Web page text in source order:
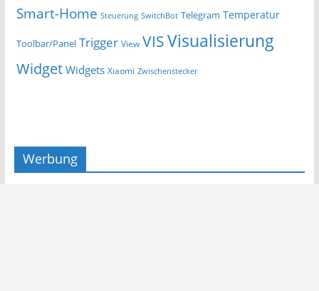
Smart-Home Steuerung SwitchBot Telegram Temperatur
Toolbar/Panel Trigger View VISVisualisierung
Widget Widgets Xiaomi Zwischenstecker
Werbung